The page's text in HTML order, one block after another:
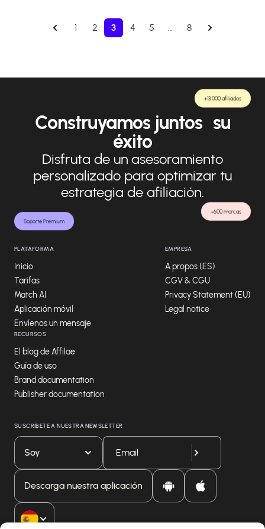
1 2 3 4 5 … 8
Soporte Premium
+600 marcas
+13.000 afiliados
Construyamos juntos su
éxito
Disfruta de un asesoramiento
personalizado para optimizar tu
estrategia de afiliación.
PLATAFORMA
Inicio
Tarifas
Match AI
Aplicación móvil
Envíenos un mensaje
EMPRESA
A propos (ES)
CGV & CGU
Privacy Statement (EU)
Legal notice
RECURSOS
El blog de Affilae
Guía de uso
Brand documentation
Publisher documentation
SUSCRÍBETE A NUESTRA NEWSLETTER
Soy
Descarga nuestra aplicación